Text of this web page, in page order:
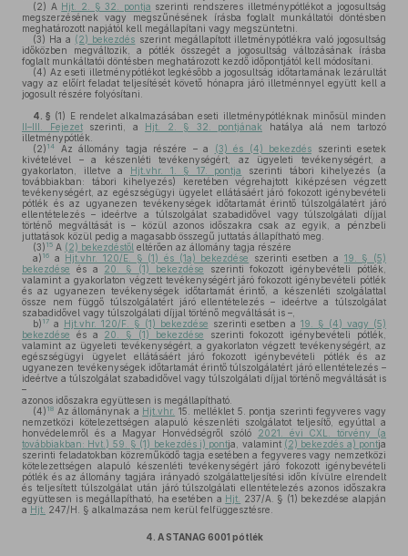
(2) A Hjt. 2. § 32. pontja szerinti rendszeres illetménypótlékot a jogosultság
megszerzésének vagy megszűnésének írásba foglalt munkáltatói döntésben
meghatározott napjától kell megállapítani vagy megszüntetni.
(3) Ha a (2) bekezdés szerint megállapított illetménypótlékra való jogosultság
időközben megváltozik, a pótlék összegét a jogosultság változásának írásba
foglalt munkáltatói döntésben meghatározott kezdő időpontjától kell módosítani.
(4) Az eseti illetménypótlékot legkésőbb a jogosultság időtartamának lezárultát
vagy az előírt feladat teljesítését követő hónapra járó illetménnyel együtt kell a
jogosult részére folyósítani.
4. § (1) E rendelet alkalmazásában eseti illetménypótléknak minősül minden
II–III. Fejezetszerinti, a Hjt. 2. § 32. pontjának hatálya alá nem tartozó
illetménypótlék.
(2) 14 Az állomány tagja részére – a (3) és (4) bekezdés szerinti esetek
kivételével – a készenléti tevékenységért, az ügyeleti tevékenységért, a
gyakorlaton, illetve a Hjt.vhr. 1. § 17. pontja
szerinti tábori kihelyezés (a
továbbiakban: tábori kihelyezés) keretében végrehajtott kiképzésen végzett
tevékenységért, az egészségügyi ügyelet ellátásáért járó fokozott igénybevételi
pótlék és az ugyanezen tevékenységek időtartamát érintő túlszolgálatért járó
ellentételezés – ideértve a túlszolgálat szabadidővel vagy túlszolgálati díjjal
történő megváltását is – közül azonos időszakra csak az egyik, a pénzbeli
juttatások közül pedig a magasabb összegű juttatás állapítható meg.
(3) 15 A (2) bekezdéstől eltérően az állomány tagja részére
a) 16 a Hjt.vhr. 120/E. § (1) és (1a) bekezdése szerinti esetben a 19. § (5)
bekezdése és a 20. § (1) bekezdése szerinti fokozott igénybevételi pótlék,
valamint a gyakorlaton végzett tevékenységért járó fokozott igénybevételi pótlék
és az ugyanezen tevékenységek időtartamát érintő, a készenléti szolgálattal
össze nem függő túlszolgálatért járó ellentételezés – ideértve a túlszolgálat
szabadidővel vagy túlszolgálati díjjal történő megváltását is –,
b) 17 a Hjt.vhr. 120/F. § (1) bekezdése szerinti esetben a19. § (4) vagy (5)
bekezdése és a 20. § (1) bekezdése szerinti fokozott igénybevételi pótlék,
valamint az ügyeleti tevékenységért, a gyakorlaton végzett tevékenységért, az
egészségügyi ügyelet ellátásáért járó fokozott igénybevételi pótlék és az
ugyanezen tevékenységek időtartamát érintő túlszolgálatért járó ellentételezés –
ideértve a túlszolgálat szabadidővel vagy túlszolgálati díjjal történő megváltását is
–
azonos időszakra együttesen is megállapítható.
(4) 18 Az állománynak a Hjt.vhr. 15. melléklet 5. pontja szerinti fegyveres vagy
nemzetközi kötelezettségen alapuló készenléti szolgálatot teljesítő, egyúttal a
honvédelemről és a Magyar Honvédségről szóló 2021. évi CXL. törvény (a
továbbiakban: Hvt.) 59. § (1) bekezdés i) pontja, valamint (2) bekezdés a) pontja
szerinti feladatokban közreműködő tagja esetében a fegyveres vagy nemzetközi
kötelezettségen alapuló készenléti tevékenységért járó fokozott igénybevételi
pótlék és az állomány tagjára irányadó szolgálatteljesítési időn kívülre elrendelt
és teljesített túlszolgálat után járó túlszolgálati ellentételezés azonos időszakra
együttesen is megállapítható, ha esetében a Hjt.
237/A. § (1) bekezdése alapján
a Hjt. 247/H. § alkalmazása nem kerül felfüggesztésre.
4. A STANAG 6001 pótlék